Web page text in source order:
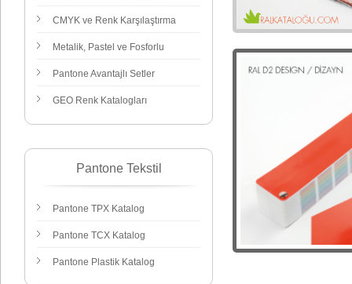
CMYK ve Renk Karşılaştırma
Metalik, Pastel ve Fosforlu
Pantone Avantajlı Setler
GEO Renk Katalogları
Pantone Tekstil
Pantone TPX Katalog
Pantone TCX Katalog
Pantone Plastik Katalog